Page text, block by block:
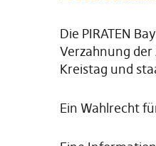
Die PIRATEN
Verzahnung
Kreistag und
Ein Wahlrecht